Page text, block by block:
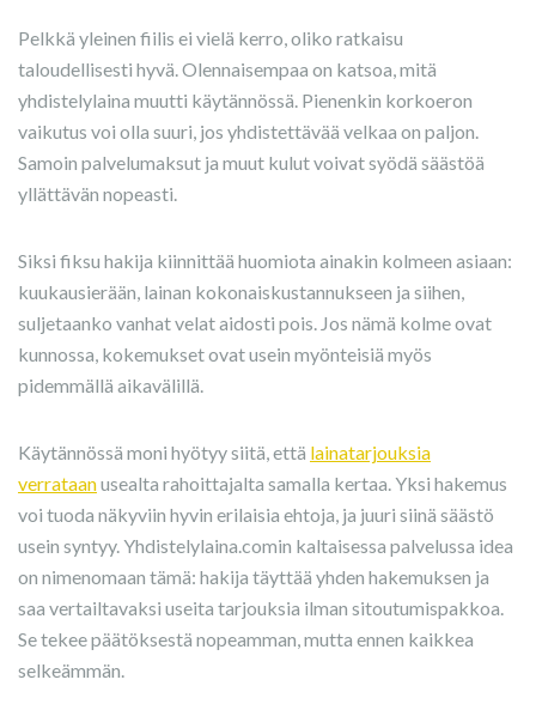
Pelkkä yleinen fiilis ei vielä kerro, oliko ratkaisu
taloudellisesti hyvä. Olennaisempaa on katsoa, mitä
yhdistelylaina muutti käytännössä. Pienenkin korkoeron
vaikutus voi olla suuri, jos yhdistettävää velkaa on paljon.
Samoin palvelumaksut ja muut kulut voivat syödä säästöä
yllättävän nopeasti.
Siksi fiksu hakija kiinnittää huomiota ainakin kolmeen asiaan:
kuukausierään, lainan kokonaiskustannukseen ja siihen,
suljetaanko vanhat velat aidosti pois. Jos nämä kolme ovat
kunnossa, kokemukset ovat usein myönteisiä myös
pidemmällä aikavälillä.
Käytännössä moni hyötyy siitä, että lainatarjouksia
verrataanusealta rahoittajalta samalla kertaa. Yksi hakemus
voi tuoda näkyviin hyvin erilaisia ehtoja, ja juuri siinä säästö
usein syntyy. Yhdistelylaina.comin kaltaisessa palvelussa idea
on nimenomaan tämä: hakija täyttää yhden hakemuksen ja
saa vertailtavaksi useita tarjouksia ilman sitoutumispakkoa.
Se tekee päätöksestä nopeamman, mutta ennen kaikkea
selkeämmän.